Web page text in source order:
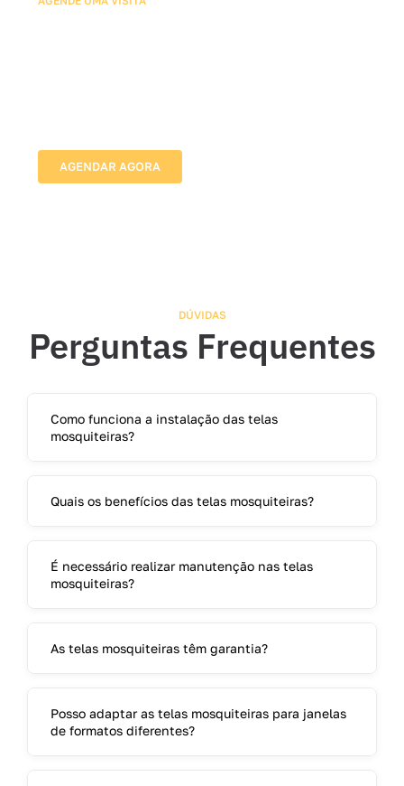
AGENDAR AGORA
DÚVIDAS
Perguntas Frequentes
Como funciona a instalação das telas
mosquiteiras?
Quais os benefícios das telas mosquiteiras?
É necessário realizar manutenção nas telas
mosquiteiras?
As telas mosquiteiras têm garantia?
Posso adaptar as telas mosquiteiras para janelas
de formatos diferentes?